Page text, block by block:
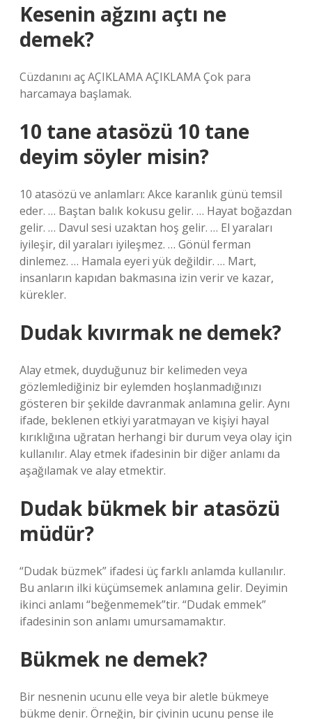
Kesenin ağzını açtı ne
demek?
Cüzdanını aç AÇIKLAMA AÇIKLAMA Çok para
harcamaya başlamak.
10 tane atasözü 10 tane
deyim söyler misin?
10 atasözü ve anlamları: Akce karanlık günü temsil
eder. … Baştan balık kokusu gelir. … Hayat boğazdan
gelir. … Davul sesi uzaktan hoş gelir. … El yaraları
iyileşir, dil yaraları iyileşmez. … Gönül ferman
dinlemez. … Hamala eyeri yük değildir. … Mart,
insanların kapıdan bakmasına izin verir ve kazar,
kürekler.
Dudak kıvırmak ne demek?
Alay etmek, duyduğunuz bir kelimeden veya
gözlemlediğiniz bir eylemden hoşlanmadığınızı
gösteren bir şekilde davranmak anlamına gelir. Aynı
ifade, beklenen etkiyi yaratmayan ve kişiyi hayal
kırıklığına uğratan herhangi bir durum veya olay için
kullanılır. Alay etmek ifadesinin bir diğer anlamı da
aşağılamak ve alay etmektir.
Dudak bükmek bir atasözü
müdür?
“Dudak büzmek” ifadesi üç farklı anlamda kullanılır.
Bu anların ilki küçümsemek anlamına gelir. Deyimin
ikinci anlamı “beğenmemek”tir. “Dudak emmek”
ifadesinin son anlamı umursamamaktır.
Bükmek ne demek?
Bir nesnenin ucunu elle veya bir aletle bükmeye
bükme denir. Örneğin, bir çivinin ucunu pense ile